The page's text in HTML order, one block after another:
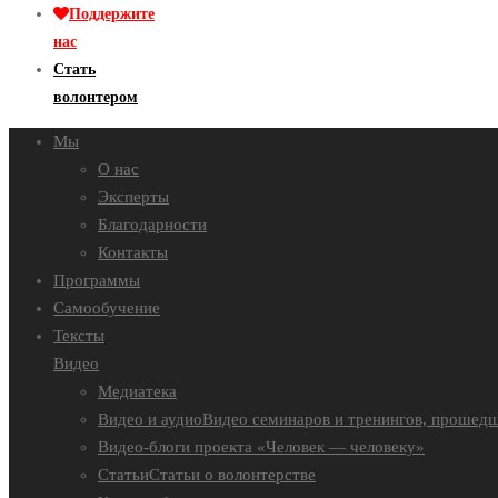
Поддержите
нас
Стать
волонтером
Мы
О нас
Эксперты
Благодарности
Контакты
Программы
Самообучение
Тексты
Видео
Медиатека
Видео и аудиоВидео семинаров и тренингов,
Видео-блоги проекта «Человек — человеку»
СтатьиСтатьи о волонтерстве